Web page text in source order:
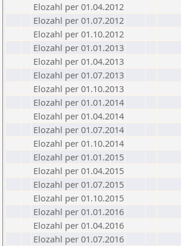
Elozahl per 01.04.2012
Elozahl per 01.07.2012
Elozahl per 01.10.2012
Elozahl per 01.01.2013
Elozahl per 01.04.2013
Elozahl per 01.07.2013
Elozahl per 01.10.2013
Elozahl per 01.01.2014
Elozahl per 01.04.2014
Elozahl per 01.07.2014
Elozahl per 01.10.2014
Elozahl per 01.01.2015
Elozahl per 01.04.2015
Elozahl per 01.07.2015
Elozahl per 01.10.2015
Elozahl per 01.01.2016
Elozahl per 01.04.2016
Elozahl per 01.07.2016